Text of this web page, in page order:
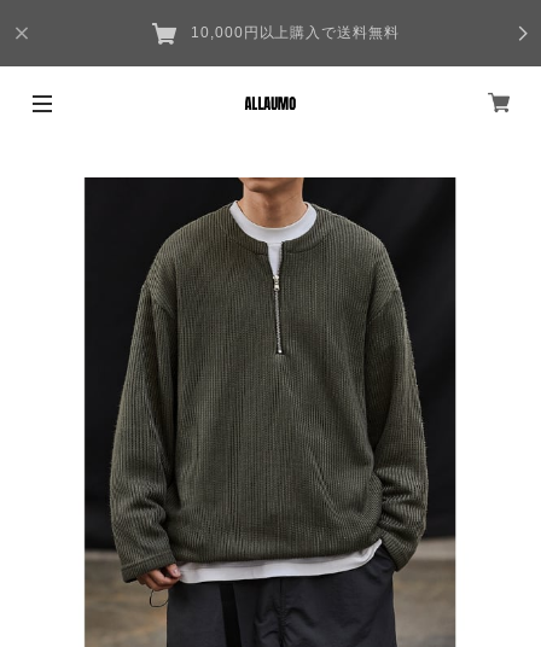
10,000円以上購入で送料無料